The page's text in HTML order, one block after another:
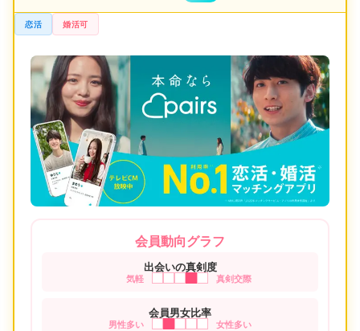
恋活 婚活可
会員動向グラフ
出会いの真剣度
気軽 真剣交際
会員男女比率
男性多い 女性多い